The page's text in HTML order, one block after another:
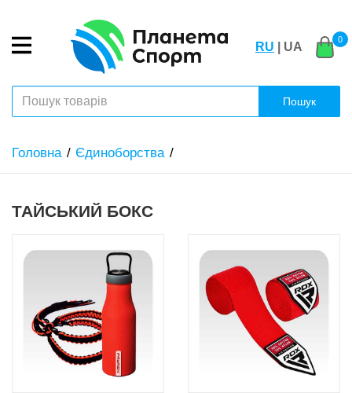
RU | UA
0
Пошук
Головна Єдиноборства
ТАЙСЬКИЙ БОКС